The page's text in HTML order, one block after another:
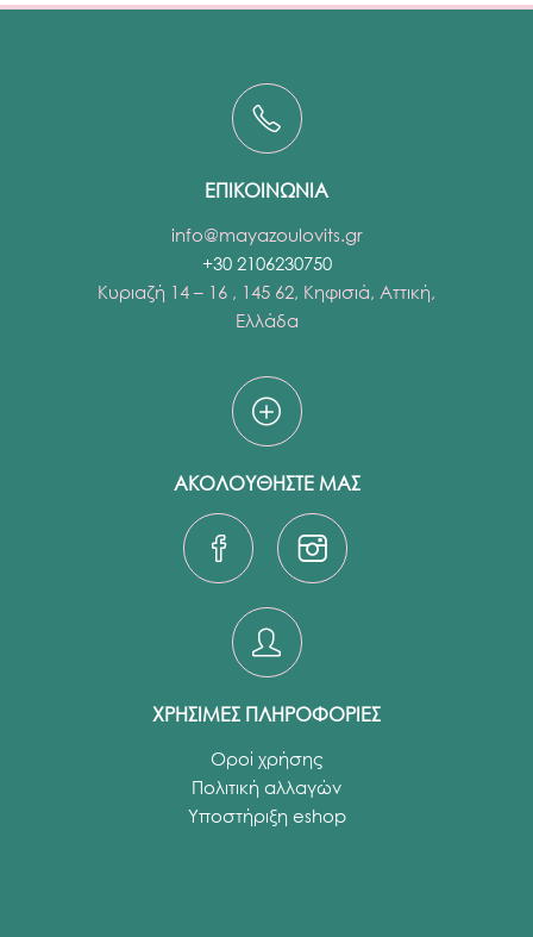
ΕΠΙΚΟΙΝΩΝΙΑ
info@mayazoulovits.gr
+30 2106230750
Κυριαζή 14 – 16 , 145 62, Κηφισιά, Αττική,
Ελλάδα
ΑΚΟΛΟΥΘΗΣΤΕ ΜΑΣ
ΧΡΗΣΙΜΕΣ ΠΛΗΡΟΦΟΡΙΕΣ
Οροί χρήσης
Πολιτική αλλαγών
Υποστήριξη eshop